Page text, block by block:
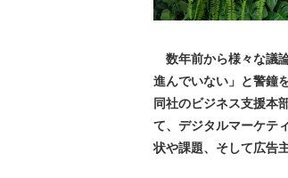
数年前から様々な議
進んでいない」と警鐘
同社のビジネス支援本
て、デジタルマーケテ
状や課題、そして広告